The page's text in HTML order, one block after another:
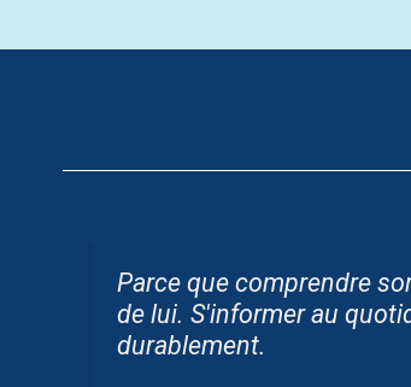
Parce que comprendre
de lui. S'informer au
durablement.